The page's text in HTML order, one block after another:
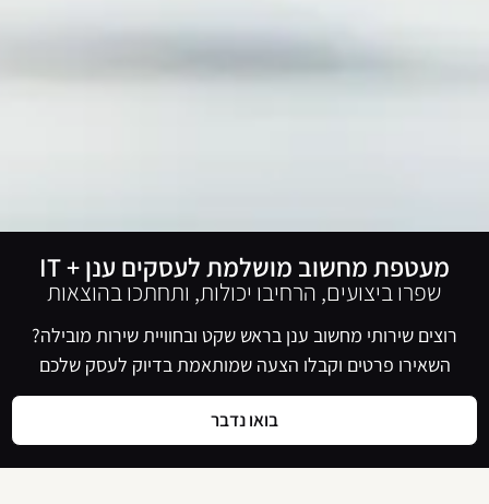
מעטפת מחשוב מושלמת לעסקים ענן + IT
שפרו ביצועים, הרחיבו יכולות, ותחתכו בהוצאות
רוצים שירותי מחשוב ענן בראש שקט ובחוויית שירות מובילה?
השאירו פרטים וקבלו הצעה שמותאמת בדיוק לעסק שלכם
בואו נדבר